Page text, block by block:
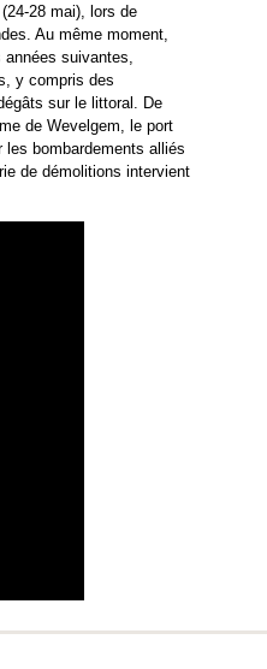
28 mai), lors de
Au même moment,
années suivantes,
y compris des
sur le littoral. De
de Wevelgem, le port
les bombardements alliés
de démolitions intervient